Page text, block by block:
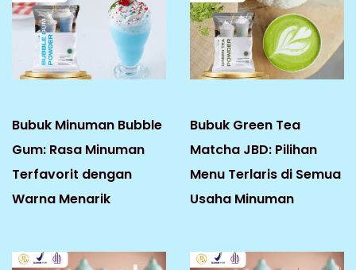
Bubuk Minuman Bubble
Gum: Rasa Minuman
Terfavorit dengan
Warna Menarik
Bubuk Green Tea
Matcha JBD: Pilihan
Menu Terlaris di Semua
Usaha Minuman